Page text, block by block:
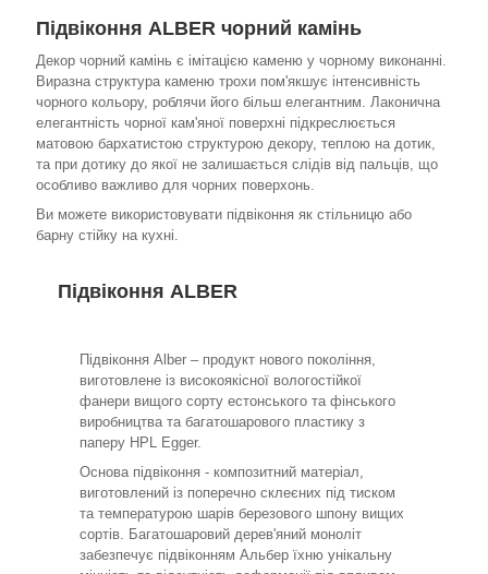
Підвіконня ALBER чорний камінь
Декор чорний камінь є імітацією каменю у чорному виконанні.
Виразна структура каменю трохи пом'якшує інтенсивність
чорного кольору, роблячи його більш елегантним. Лаконична
елегантність чорної кам'яної поверхні підкреслюється
матовою бархатистою структурою декору, теплою на дотик,
та при дотику до якої не залишається слідів від пальців, що
особливо важливо для чорних поверхонь.
Ви можете використовувати підвіконня як стільницю або
барну стійку на кухні.
Підвіконня ALBER
Підвіконня Alber – продукт нового покоління,
виготовлене із високоякісної вологостійкої
фанери вищого сорту естонського та фінського
виробництва та багатошарового пластику з
паперу HPL Egger.
Основа підвіконня - композитний матеріал,
виготовлений із поперечно склеєних під тиском
та температурою шарів березового шпону вищих
сортів. Багатошаровий дерев'яний моноліт
забезпечує підвіконням Альбер їхню унікальну